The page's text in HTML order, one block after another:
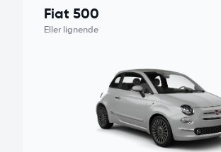
Fiat 500
Eller lignende